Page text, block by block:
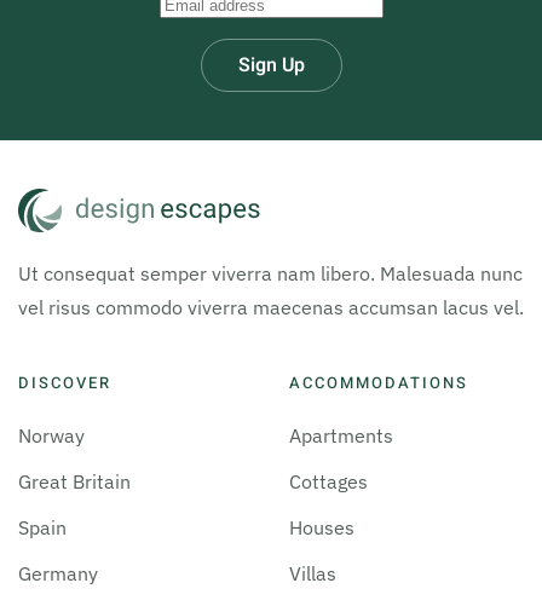
Sign Up
Ut consequat semper viverra nam libero. Malesuada nunc
vel risus commodo viverra maecenas accumsan lacus vel.
DISCOVER
Norway
Great Britain
Spain
Germany
ACCOMMODATIONS
Apartments
Cottages
Houses
Villas